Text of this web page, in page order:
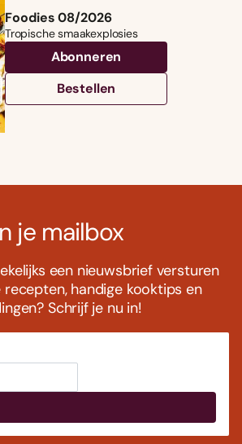
Foodies 08/2026
Tropische smaakexplosies
Abonneren
Bestellen
je mailbox
een nieuwsbrief versturen
handige kooktips en
Schrijf je nu in!